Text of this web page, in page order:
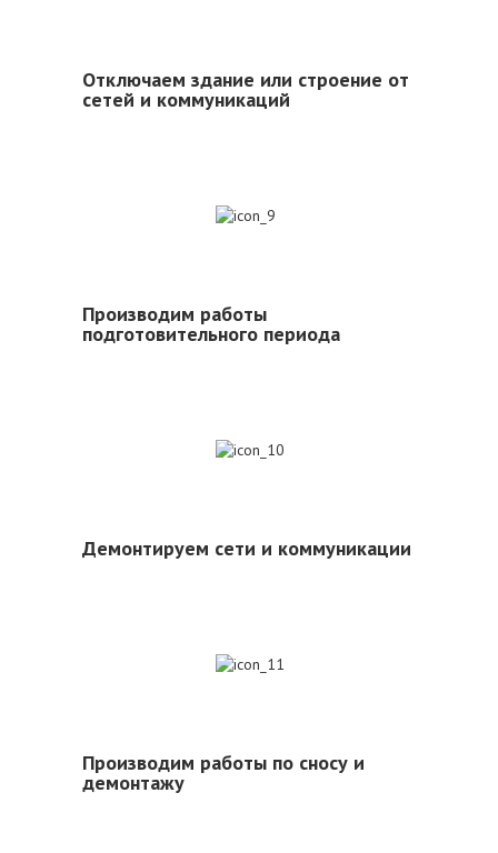
Отключаем здание или строение от
сетей и коммуникаций
Производим работы
подготовительного периода
Демонтируем сети и коммуникации
Производим работы по сносу и
демонтажу